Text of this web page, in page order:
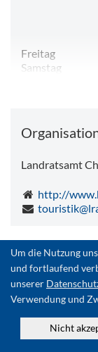
Freitag
Samstag
Landratsamt
http://
Zurück
Quelle:
Landratsamt
Um die Nutzung
und fortlaufend
unserer
Verwendung und
Nicht